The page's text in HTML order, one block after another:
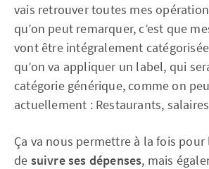
vais retrouver toutes mes
qu’on peut remarquer, c’est que
vont être intégralement
qu’on va appliquer un label, qui
catégorie générique, comme on
actuellement : Restaurants,
Ça va nous permettre à la fois pour
de suivre ses dépenses, mais